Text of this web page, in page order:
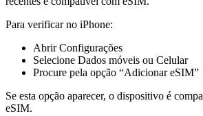
Para verificar no iPhone:
Abrir Configurações
Selecione Dados móveis ou Celular
Procure pela opção “Adicionar eSIM”
Se esta opção aparecer, o dispositivo é
eSIM.